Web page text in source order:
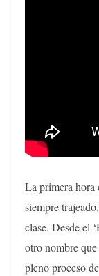
La primera hora
siempre
clase. Desde el
otro nombre que
pleno proceso